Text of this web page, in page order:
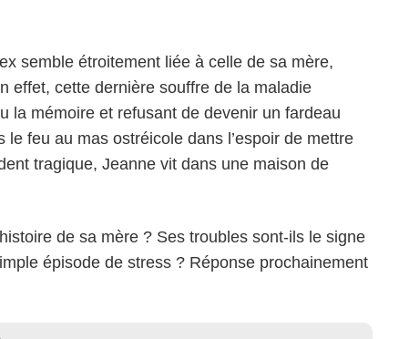
semble étroitement liée à celle de sa mère,
effet, cette dernière souffre de la maladie
la mémoire et refusant de devenir un fardeau
feu au mas ostréicole dans l’espoir de mettre
tragique, Jeanne vit dans une maison de
de sa mère ? Ses troubles sont-ils le signe
épisode de stress ? Réponse prochainement